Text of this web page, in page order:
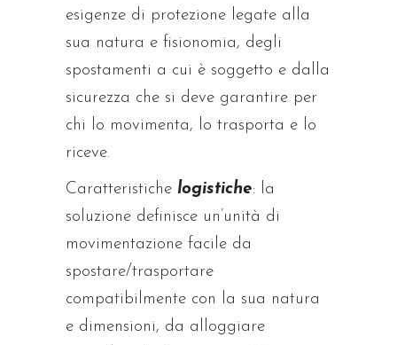
esigenze di protezione legate alla
sua natura e fisionomia, degli
spostamenti a cui è soggetto e dalla
sicurezza che si deve garantire per
chi lo movimenta, lo trasporta e lo
riceve.
Caratteristiche logistiche: la
soluzione definisce un’unità di
movimentazione facile da
spostare/trasportare
compatibilmente con la sua natura
e dimensioni, da alloggiare